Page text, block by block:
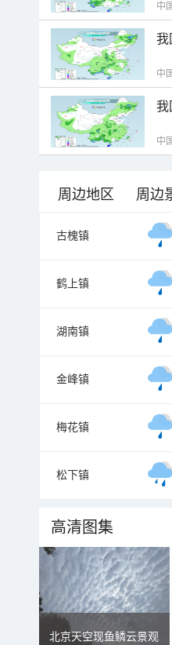
中
我
中
我
中
周边地区 周边
古槐镇
鹤上镇
湖南镇
金峰镇
梅花镇
松下镇
高清图集
北京天空现鱼鳞云景观